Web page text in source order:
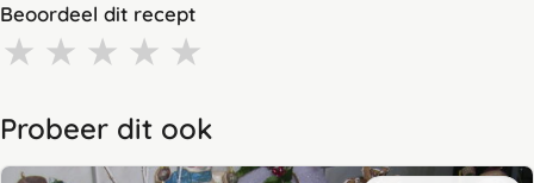
Beoordeel dit recept
★ ★ ★ ★ ★
Probeer dit ook